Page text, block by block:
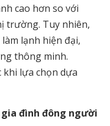
cao hơn so với
trường. Tuy nhiên,
lạnh hiện đại,
thông minh.
khi lựa chọn dựa
đình đông người